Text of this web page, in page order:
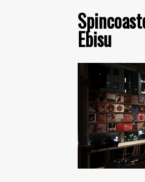
Ebisu